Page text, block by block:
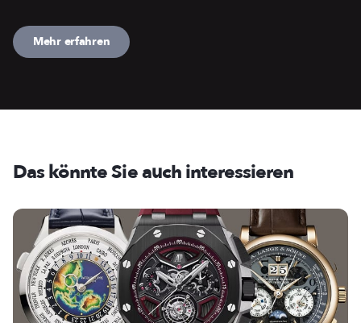
Mehr erfahren
Das könnte Sie auch interessieren